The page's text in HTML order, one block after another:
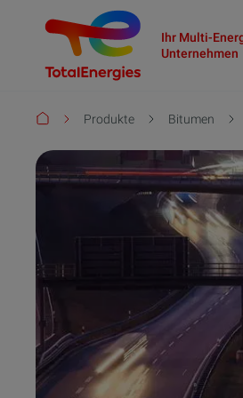
Ihr Multi-
Unternehmen
Pfadnavigation
Produkte Bitumen